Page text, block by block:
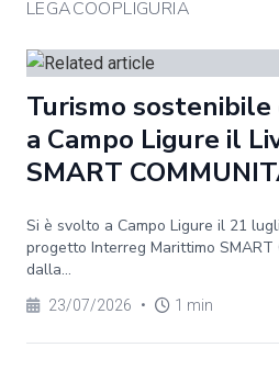
LEGACOOPLIGURIA
Turismo
a Campo Ligure il
SMART
Si è svolto a Campo Ligure il 21
progetto Interreg Marittimo SMART
dalla...
23/07/2026 • 1 min